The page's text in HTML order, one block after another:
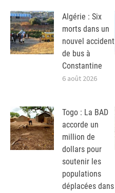
Algérie : Six
morts dans un
nouvel accident
de bus à
Constantine
6 août 2026
Togo : La BAD
accorde un
million de
dollars pour
soutenir les
populations
déplacées dans